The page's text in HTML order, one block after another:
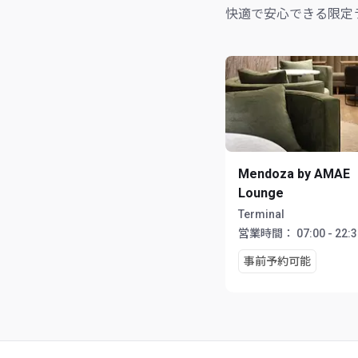
快適で安心できる限
Mendoza by AMAE
Lounge
Terminal
営業時間：
07:00 -
事前予約可能